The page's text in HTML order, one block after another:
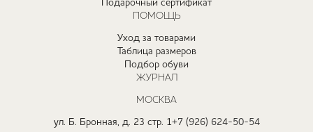
Подарочный сертификат
ПОМОЩЬ
Уход за товарами
Таблица размеров
Подбор обуви
ЖУРНАЛ
МОСКВА
ул. Б. Бронная, д. 23 стр. 1+7 (926) 624-50-54